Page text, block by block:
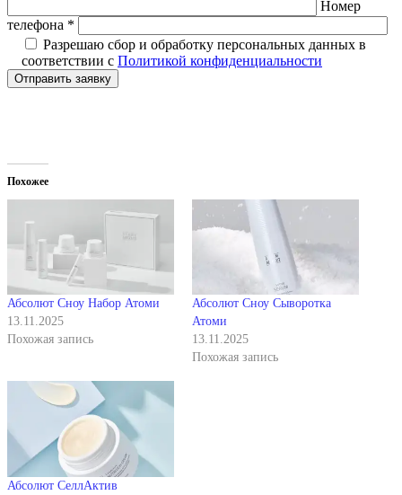
Номер
телефона *
Разрешаю сбор и обработку персональных данных в
соответствии с Политикой конфиденциальности
Отправить заявку
Похожее
Абсолют Сноу Набор Атоми
13.11.2025
Похожая запись
Абсолют Сноу Сыворотка
Атоми
13.11.2025
Похожая запись
Абсолют СеллАктив